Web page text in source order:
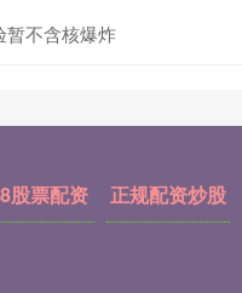
暂不含核爆炸
股票配资 正规配资炒股